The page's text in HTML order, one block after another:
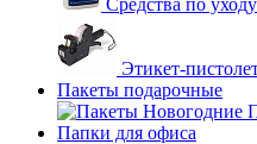
Средства по
Этикет-
Пакеты подарочные
Папки для офиса